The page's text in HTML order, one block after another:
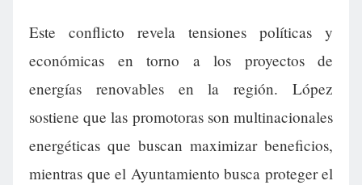
Este conflicto revela tensiones políticas y
económicas en torno a los proyectos de
energías renovables en la región. López
sostiene que las promotoras son multinacionales
energéticas que buscan maximizar beneficios,
mientras que el Ayuntamiento busca proteger el